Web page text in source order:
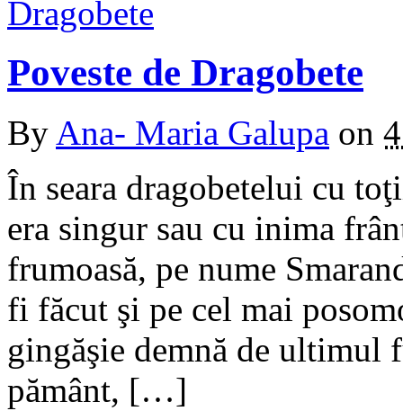
Poveste de Dragobete
By Ana- Maria Galupa on
În seara dragobetelui cu
era singur sau cu inima
frumoasă, pe nume
fi făcut şi pe cel mai
gingăşie demnă de ultimul
pământ, […]